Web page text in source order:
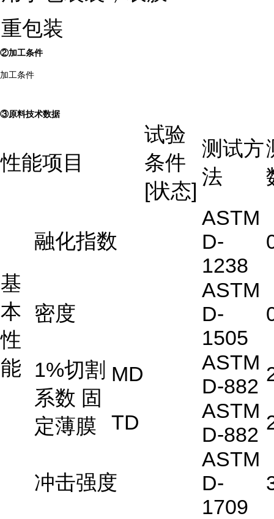
重包装
②加工条件
加工条件
③原料技术数据
性能项目
试验
条件
[状态]
测试方
法
基
本
性
能
融化指数
ASTM
D-
1238
密度
ASTM
D-
1505
1%切割
系数 固
定薄膜
MD
ASTM
D-882
TD
ASTM
D-882
冲击强度
ASTM
D-
1709